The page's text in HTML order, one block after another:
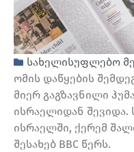
სახელისუფლებო
ომის დაწყების
მიერ გაგზავნილი
ისრაელიდან შევიდა.
ისრაელში, ქერემ
შესახებ BBC წერს.